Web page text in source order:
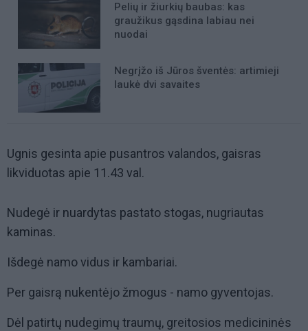
Pelių ir žiurkių baubas: kas
graužikus gąsdina labiau nei
nuodai
Negrįžo iš Jūros šventės: artimieji
laukė dvi savaites
Ugnis gesinta apie pusantros valandos, gaisras
likviduotas apie 11.43 val.
Nudegė ir nuardytas pastato stogas, nugriautas
kaminas.
Išdegė namo vidus ir kambariai.
Per gaisrą nukentėjo žmogus - namo gyventojas.
Dėl patirtų nudegimų traumų, greitosios medicininės